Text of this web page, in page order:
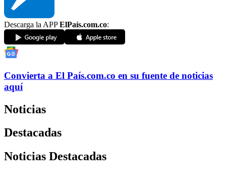
Descarga la APPElPaís.com.co:
Convierta a El País.com.co en su fuente de noticias
aquí
Noticias
Destacadas
Noticias Destacadas